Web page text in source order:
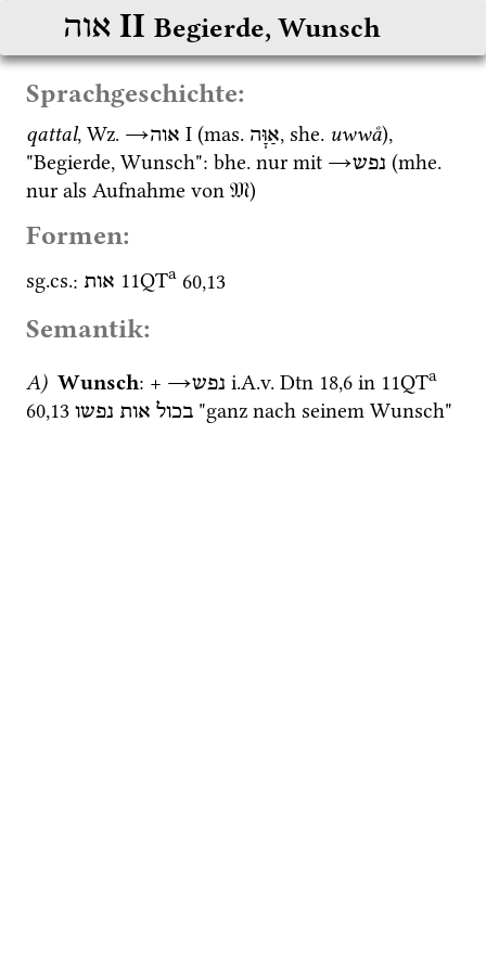
אוה ‎ II Begierde, Wunsch
Sprachgeschichte:
qattal, Wz. →אוה ‎ I (mas. אַוָּה, she. uwwå),
"Begierde, Wunsch": bhe. nur mit →נפש (mhe.
nur als Aufnahme von 𝔐)
Formen:
sg.cs.: אות 11QTa 60,13
Semantik:
A) Wunsch: + →נפש i.A.v. Dtn 18,6 in 11QTa
60,13 בכול אות נפשו "ganz nach seinem Wunsch"